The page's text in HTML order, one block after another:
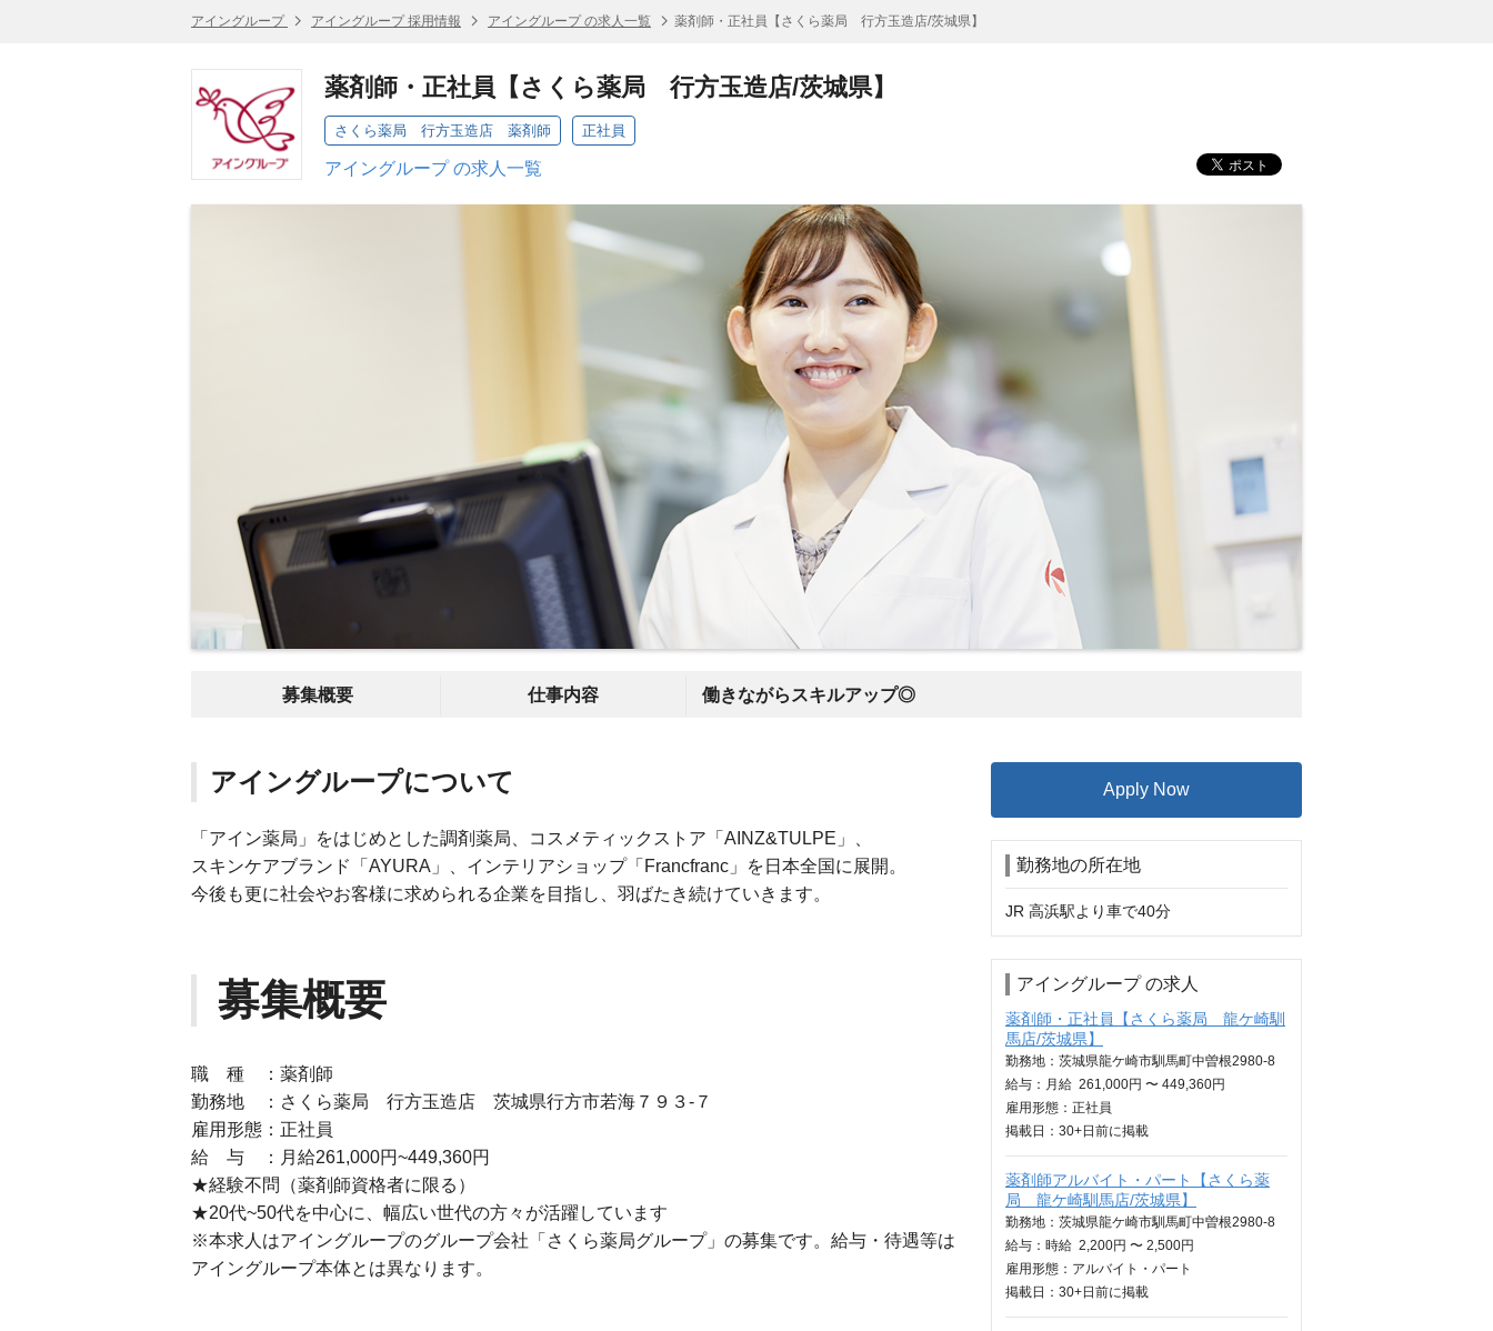
アイングループ アイングループ 採用情報 アイングループ の求人一覧 薬剤師・正社員【さくら薬局 行方玉造店/茨城県】
薬剤師・正社員【さくら薬局 行方玉造店/茨城県】
さくら薬局 行方玉造店 薬剤師 正社員
アイングループ の求人一覧
募集概要 仕事内容 働きながらスキルアップ◎
アイングループについて
「アイン薬局」をはじめとした調剤薬局、コスメティックストア「AINZ&TULPE」、
スキンケアブランド「AYURA」、インテリアショップ「Francfranc」を日本全国に展開。
今後も更に社会やお客様に求められる企業を目指し、羽ばたき続けていきます。
募集概要
職 種 ：薬剤師
勤務地 ：さくら薬局 行方玉造店 茨城県行方市若海７９３-７
雇用形態：正社員
給 与 ：月給261,000円~449,360円
★経験不問（薬剤師資格者に限る）
★20代~50代を中心に、幅広い世代の方々が活躍しています
※本求人はアイングループのグループ会社「さくら薬局グループ」の募集です。給与・待遇等は
アイングループ本体とは異なります。
Apply Now
勤務地の所在地
JR 高浜駅より車で40分
アイングループ の求人
薬剤師・正社員【さくら薬局 龍ケ崎馴
馬店/茨城県】
勤務地：茨城県龍ケ崎市馴馬町中曽根2980-8
給与： 月給 261,000円 〜 449,360円
雇用形態：正社員
掲載日： 30+日 前に掲載
薬剤師アルバイト・パート【さくら薬
局 龍ケ崎馴馬店/茨城県】
勤務地：茨城県龍ケ崎市馴馬町中曽根2980-8
給与： 時給 2,200円 〜 2,500円
雇用形態：アルバイト・パート
掲載日： 30+日 前に掲載